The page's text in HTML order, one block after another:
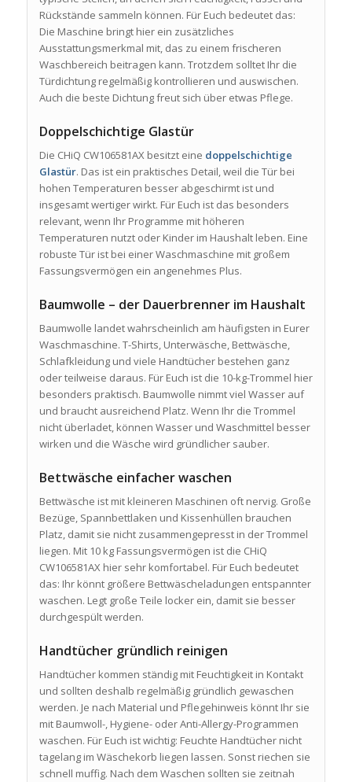
Rückstände sammeln können. Für Euch bedeutet das:
Die Maschine bringt hier ein zusätzliches
Ausstattungsmerkmal mit, das zu einem frischeren
Waschbereich beitragen kann. Trotzdem solltet Ihr die
Türdichtung regelmäßig kontrollieren und auswischen.
Auch die beste Dichtung freut sich über etwas Pflege.
Doppelschichtige Glastür
Die CHiQ CW106581AX besitzt eine doppelschichtige
Glastür. Das ist ein praktisches Detail, weil die Tür bei
hohen Temperaturen besser abgeschirmt ist und
insgesamt wertiger wirkt. Für Euch ist das besonders
relevant, wenn Ihr Programme mit höheren
Temperaturen nutzt oder Kinder im Haushalt leben. Eine
robuste Tür ist bei einer Waschmaschine mit großem
Fassungsvermögen ein angenehmes Plus.
Baumwolle – der Dauerbrenner im Haushalt
Baumwolle landet wahrscheinlich am häufigsten in Eurer
Waschmaschine. T-Shirts, Unterwäsche, Bettwäsche,
Schlafkleidung und viele Handtücher bestehen ganz
oder teilweise daraus. Für Euch ist die 10-kg-Trommel hier
besonders praktisch. Baumwolle nimmt viel Wasser auf
und braucht ausreichend Platz. Wenn Ihr die Trommel
nicht überladet, können Wasser und Waschmittel besser
wirken und die Wäsche wird gründlicher sauber.
Bettwäsche einfacher waschen
Bettwäsche ist mit kleineren Maschinen oft nervig. Große
Bezüge, Spannbettlaken und Kissenhüllen brauchen
Platz, damit sie nicht zusammengepresst in der Trommel
liegen. Mit 10 kg Fassungsvermögen ist die CHiQ
CW106581AX hier sehr komfortabel. Für Euch bedeutet
das: Ihr könnt größere Bettwäscheladungen entspannter
waschen. Legt große Teile locker ein, damit sie besser
durchgespült werden.
Handtücher gründlich reinigen
Handtücher kommen ständig mit Feuchtigkeit in Kontakt
und sollten deshalb regelmäßig gründlich gewaschen
werden. Je nach Material und Pflegehinweis könnt Ihr sie
mit Baumwoll-, Hygiene- oder Anti-Allergy-Programmen
waschen. Für Euch ist wichtig: Feuchte Handtücher nicht
tagelang im Wäschekorb liegen lassen. Sonst riechen sie
schnell muffig. Nach dem Waschen sollten sie zeitnah